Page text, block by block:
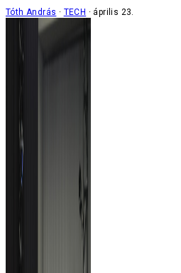
Tóth András TECH április 23.